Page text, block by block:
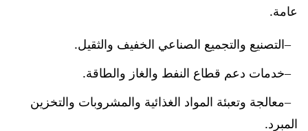
عامة.
التصنيع والتجميع الصناعي الخفيف والثقيل.
خدمات دعم قطاع النفط والغاز والطاقة.
معالجة وتعبئة المواد الغذائية والمشروبات والتخزين
المبرد.